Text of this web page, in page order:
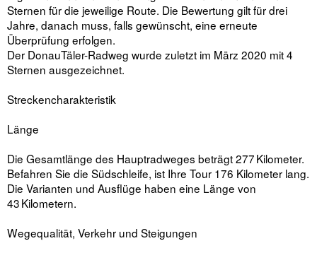
Sternen für die jeweilige Route. Die Bewertung gilt für drei
Jahre, danach muss, falls gewünscht, eine erneute
Überprüfung erfolgen.
Der DonauTäler-Radweg wurde zuletzt im März 2020 mit 4
Sternen ausgezeichnet.
Streckencharakteristik
Länge
Die Gesamtlänge des Hauptradweges beträgt 277 Kilometer.
Befahren Sie die Südschleife, ist Ihre Tour 176 Kilometer lang.
Die Varianten und Ausflüge haben eine Länge von
43 Kilometern.
Wegequalität, Verkehr und Steigungen